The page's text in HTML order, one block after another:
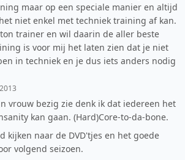
maar op een speciale manier en altijd
niet enkel met techniek training af kan.
trainer en wil daarin de aller beste
is voor mij het laten zien dat je niet
in techniek en je dus iets anders nodig
vrouw bezig zie denk ik dat iedereen het
kan gaan. (Hard)Core-to-da-bone.
kijken naar de DVD'tjes en het goede
volgend seizoen.